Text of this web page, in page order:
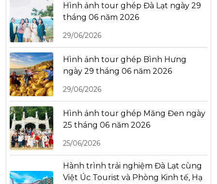
Hình ảnh tour ghép Đà Lạt ngày 29
tháng 06 năm 2026
29/06/2026
Hình ảnh tour ghép Bình Hưng
ngày 29 tháng 06 năm 2026
29/06/2026
Hình ảnh tour ghép Măng Đen ngày
25 tháng 06 năm 2026
25/06/2026
Hành trình trải nghiệm Đà Lạt cùng
Việt Úc Tourist và Phòng Kinh tế, Hạ